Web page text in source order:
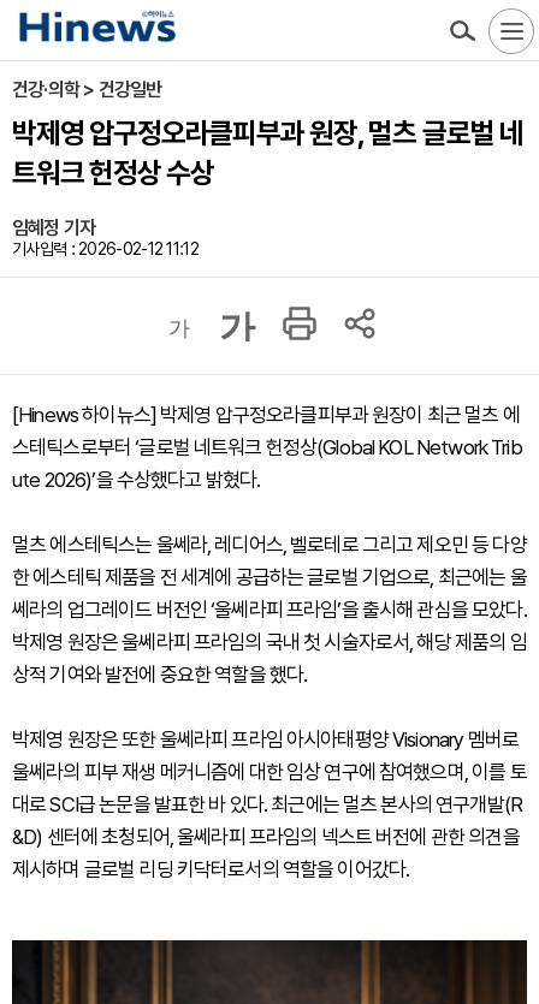
건강·의학 > 건강일반
박제영 압구정오라클피부과 원장, 멀츠 글로벌 네
트워크 헌정상 수상
임혜정 기자
기사입력 : 2026-02-12 11:12
가 가
[Hinews 하이뉴스] 박제영 압구정오라클피부과 원장이 최근 멀츠 에
스테틱스로부터 ‘글로벌 네트워크 헌정상(Global KOL Network Trib
ute 2026)’을 수상했다고 밝혔다.
멀츠 에스테틱스는 울쎄라, 레디어스, 벨로테로 그리고 제오민 등 다양
한 에스테틱 제품을 전 세계에 공급하는 글로벌 기업으로, 최근에는 울
쎄라의 업그레이드 버전인 ‘울쎄라피 프라임’을 출시해 관심을 모았다.
박제영 원장은 울쎄라피 프라임의 국내 첫 시술자로서, 해당 제품의 임
상적 기여와 발전에 중요한 역할을 했다.
박제영 원장은 또한 울쎄라피 프라임 아시아태평양 Visionary 멤버로
울쎄라의 피부 재생 메커니즘에 대한 임상 연구에 참여했으며, 이를 토
대로 SCI급 논문을 발표한 바 있다. 최근에는 멀츠 본사의 연구개발(R
&D) 센터에 초청되어, 울쎄라피 프라임의 넥스트 버전에 관한 의견을
제시하며 글로벌 리딩 키닥터로서의 역할을 이어갔다.